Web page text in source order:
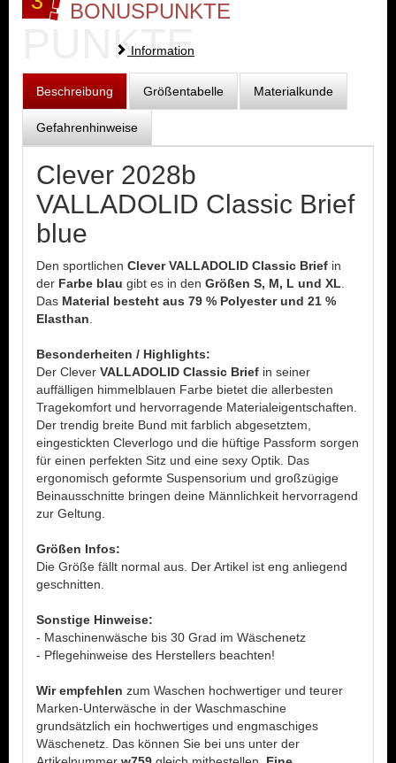
BONUSPUNKTE
PUNKTE
Information
Beschreibung Größentabelle Materialkunde
Gefahrenhinweise
Clever 2028b
VALLADOLID Classic Brief
blue
Den sportlichen Clever VALLADOLID Classic Brief in
der Farbe blau gibt es in den Größen S, M, L und XL
Das Material besteht aus 79 % Polyester und 21 %
Elasthan
Besonderheiten / Highlights:
Der Clever VALLADOLID Classic Brief in seiner
auffälligen himmelblauen Farbe bietet die allerbesten
Tragekomfort und hervorragende Materialeigentschaften.
Der trendig breite Bund mit farblich abgesetztem,
eingestickten Cleverlogo und die hüftige Passform sorgen
für einen perfekten Sitz und eine sexy Optik. Das
ergonomisch geformte Suspensorium und großzügige
Beinausschnitte bringen deine Männlichkeit hervorragend
zur Geltung.
Größen Infos:
Die Größe fällt normal aus. Der Artikel ist eng anliegend
geschnitten.
Sonstige Hinweise:
- Maschinenwäsche bis 30 Grad im Wäschenetz
- Pflegehinweise des Herstellers beachten!
Wir empfehlen zum Waschen hochwertiger und teurer
Marken-Unterwäsche in der Waschmaschine
grundsätzlich ein hochwertiges und engmaschiges
Wäschenetz. Das können Sie bei uns unter der